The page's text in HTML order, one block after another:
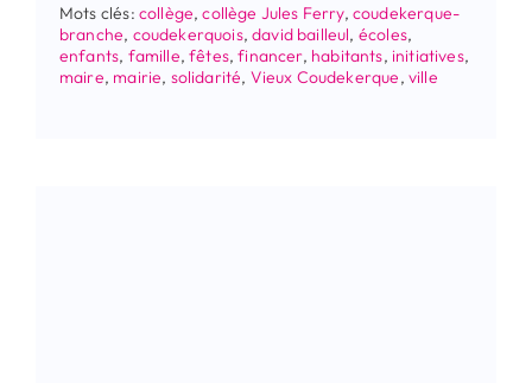
Mots clés: collège,collège Jules Ferry, coudekerque-
branche, coudekerquois,david bailleul, écoles,
enfants, famille,fêtes,financer, habitants, initiatives,
maire, mairie, solidarité, Vieux Coudekerque, ville